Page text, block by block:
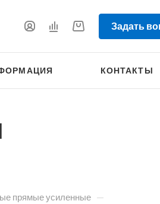
Задать
КОНТАКТЫ
прямые усиленные —